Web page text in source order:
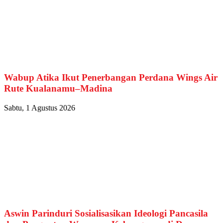
Wabup Atika Ikut Penerbangan Perdana Wings Air
Rute Kualanamu–Madina
Sabtu, 1 Agustus 2026
Aswin Parinduri Sosialisasikan Ideologi Pancasila